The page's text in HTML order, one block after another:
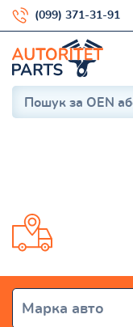
(099) 371-31-91
Марка авто